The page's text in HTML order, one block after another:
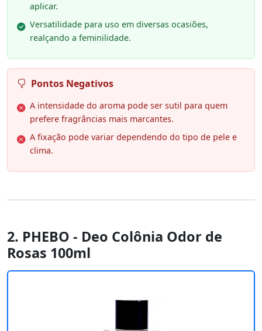
aplicar.
Versatilidade para uso em diversas ocasiões,
realçando a feminilidade.
Pontos Negativos
A intensidade do aroma pode ser sutil para quem
prefere fragrâncias mais marcantes.
A fixação pode variar dependendo do tipo de pele e
clima.
2. PHEBO - Deo Colônia Odor de
Rosas 100ml